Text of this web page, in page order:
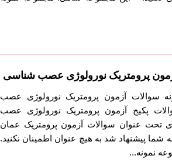
آزمون پرومتریک نورولوژی عصب شناسی
سوالات آزمون پرومتریک نورولوژی عصب
پکیج آزمون پرومتریک نورولوژی عصب
: چیزی تحت عنوان سوالات آزمون پرومتریک عمان
شما پیشنهاد شد به هیچ عنوان اطمینان نکنید.
نمونه...